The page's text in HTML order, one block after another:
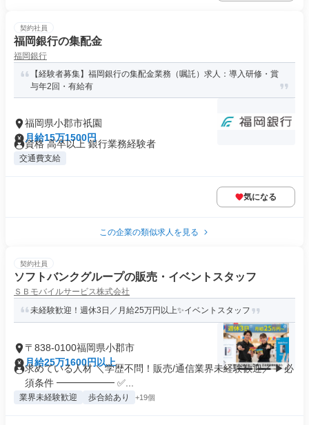
契約社員
福岡銀行の集配金
福岡銀行
【経験者募集】福岡銀行の集配金業務（嘱託）求人：導入研修・賞
与年2回・有給有
福岡県小郡市祇園
月給15万1500円
資格 高卒以上 銀行業務経験者
交通費支給
気になる
この企業の類似求人を見る
契約社員
ソフトバンクグループの販売・イベントスタッフ
ＳＢモバイルサービス株式会社
未経験歓迎！週休3日／月給25万円以上✨イベントスタッフ
〒838-0100福岡県小郡市
月給25万1600円以上
求めている人材 ＼学歴不問！販売/通信業界未経験歓迎／ ▶必
須条件 ━━━━━━ ✅...
業界未経験歓迎 歩合給あり +19個